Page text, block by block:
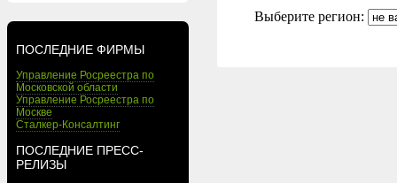
ПОСЛЕДНИЕ ФИРМЫ
Управление Росреестра по
Московской области
Управление Росреестра по
Москве
Сталкер-Консалтинг
ПОСЛЕДНИЕ ПРЕСС-
РЕЛИЗЫ
Выберите регион: